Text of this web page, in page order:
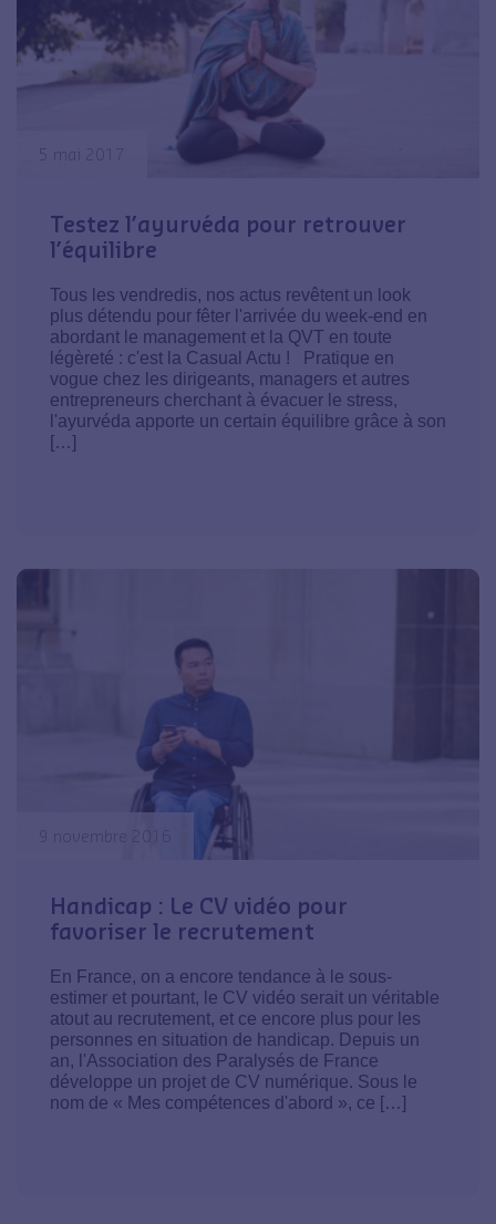
5 mai 2017
Testez l’ayurvéda pour retrouver
l’équilibre
Tous les vendredis, nos actus revêtent un look
plus détendu pour fêter l'arrivée du week-end en
abordant le management et la QVT en toute
légèreté : c'est la Casual Actu ! Pratique en
vogue chez les dirigeants, managers et autres
entrepreneurs cherchant à évacuer le stress,
l'ayurvéda apporte un certain équilibre grâce à son
[…]
9 novembre 2016
Handicap : Le CV vidéo pour
favoriser le recrutement
En France, on a encore tendance à le sous-
estimer et pourtant, le CV vidéo serait un véritable
atout au recrutement, et ce encore plus pour les
personnes en situation de handicap. Depuis un
an, l'Association des Paralysés de France
développe un projet de CV numérique. Sous le
nom de « Mes compétences d'abord », ce […]